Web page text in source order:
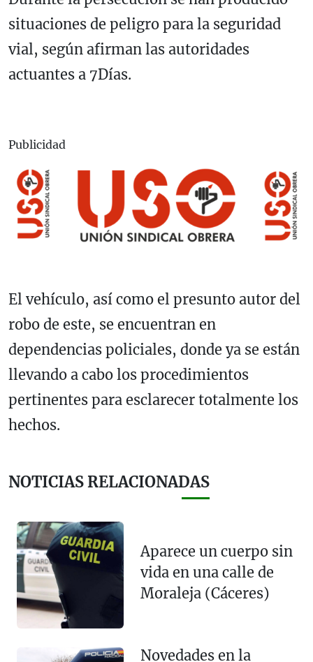
situaciones de peligro para la seguridad
vial, según afirman las autoridades
actuantes a 7Días.
Publicidad
El vehículo, así como el presunto autor del
robo de este, se encuentran en
dependencias policiales, donde ya se están
llevando a cabo los procedimientos
pertinentes para esclarecer totalmente los
hechos.
NOTICIAS RELACIONADAS
Aparece un cuerpo sin
vida en una calle de
Moraleja (Cáceres)
Novedades en la